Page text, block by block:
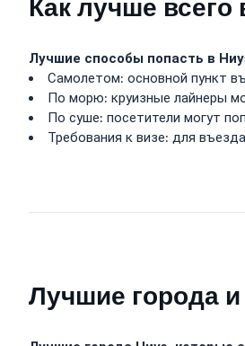
Как лучше всего
Лучшие способы попасть в
Самолетом: основной пункт
По морю: круизные лайнеры
По суше: посетители могут
Требования к визе: для
Лучшие города